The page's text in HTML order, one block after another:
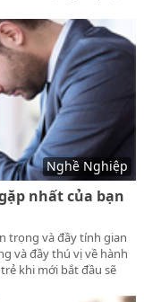
Nghề Nghiệp
nhất của bạn
trọng và đầy tính gian
và đầy thú vị về hành
khi mới bắt đầu sẽ